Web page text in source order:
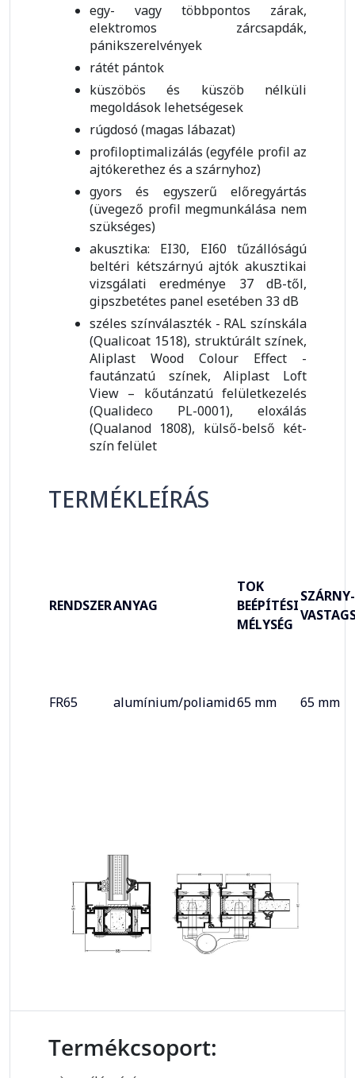
egy- vagy többpontos zárak,
elektromos zárcsapdák,
pánikszerelvények
rátét pántok
küszöbös és küszöb nélküli
megoldások lehetségesek
rúgdosó (magas lábazat)
profiloptimalizálás (egyféle profil az
ajtókerethez és a szárnyhoz)
gyors és egyszerű előregyártás
(üvegező profil megmunkálása nem
szükséges)
akusztika: EI30, EI60 tűzállóságú
beltéri kétszárnyú ajtók akusztikai
vizsgálati eredménye 37 dB-től,
gipszbetétes panel esetében 33 dB
széles színválaszték - RAL színskála
(Qualicoat 1518), struktúrált színek,
Aliplast Wood Colour Effect -
fautánzatú színek, Aliplast Loft
View – kőutánzatú felületkezelés
(Qualideco PL-0001), eloxálás
(Qualanod 1808), külső-belső két-
szín felület
TERMÉKLEÍRÁS
RENDSZERANYAG
TOK
BEÉPÍTÉSI
MÉLYSÉG
SZÁRNY-
FR65 alumínium/poliamid65 mm 65 mm
Termékcsoport: